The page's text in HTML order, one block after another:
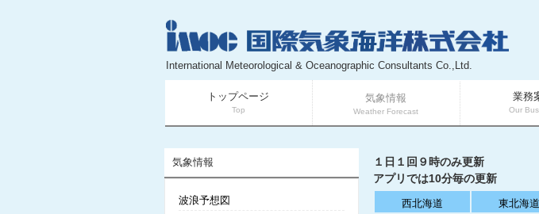
International Meteorological & Oceanographic Consultants Co.,Ltd.
トップページ
Top
気象情報
Weather Forecast
業務
Our
１日１回９時のみ更新
アプリでは10分毎の更新
西北海道 東北海道
気象情報
波浪予想図